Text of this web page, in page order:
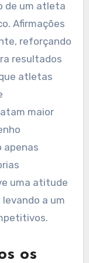
de um atleta
Afirmações
reforçando
resultados
atletas
maior
apenas
uma atitude
a um
os